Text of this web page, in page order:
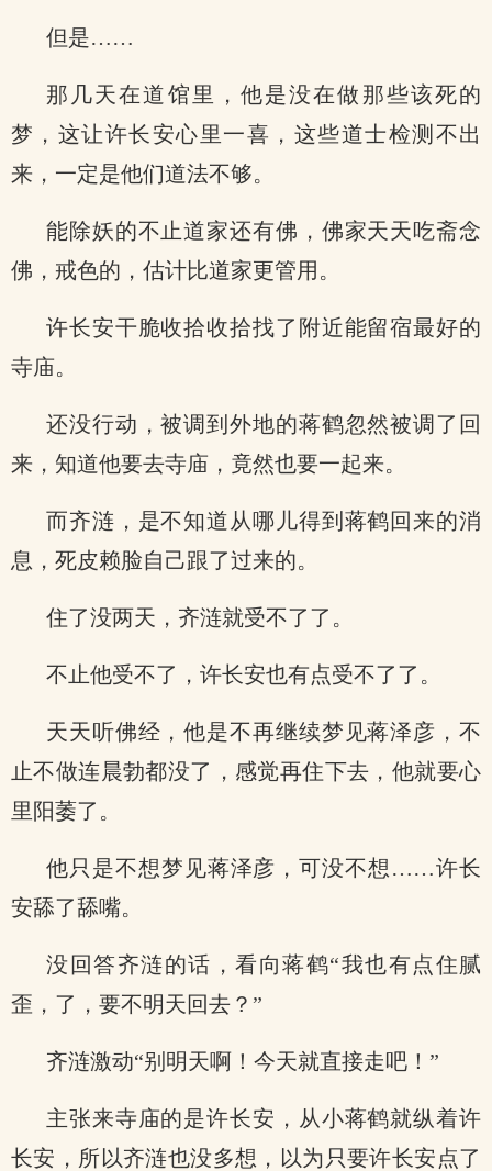
但是……
那几天在道馆里，他是没在做那些该死的
梦，这让许长安心里一喜，这些道士检测不出
来，一定是他们道法不够。
能除妖的不止道家还有佛，佛家天天吃斋念
佛，戒色的，估计比道家更管用。
许长安干脆收拾收拾找了附近能留宿最好的
寺庙。
还没行动，被调到外地的蒋鹤忽然被调了回
来，知道他要去寺庙，竟然也要一起来。
而齐涟，是不知道从哪儿得到蒋鹤回来的消
息，死皮赖脸自己跟了过来的。
住了没两天，齐涟就受不了了。
不止他受不了，许长安也有点受不了了。
天天听佛经，他是不再继续梦见蒋泽彦，不
止不做连晨勃都没了，感觉再住下去，他就要心
里阳萎了。
他只是不想梦见蒋泽彦，可没不想……许长
安舔了舔嘴。
没回答齐涟的话，看向蒋鹤“我也有点住腻
歪，了，要不明天回去？”
齐涟激动“别明天啊！今天就直接走吧！”
主张来寺庙的是许长安，从小蒋鹤就纵着许
长安，所以齐涟也没多想，以为只要许长安点了